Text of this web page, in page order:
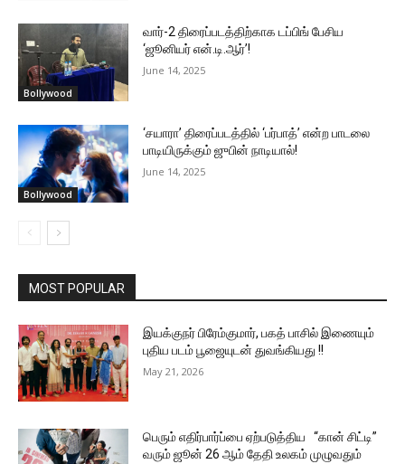
Bollywood
வார்-2 திரைப்படத்திற்காக டப்பிங் பேசிய
‘ஜூனியர் என்.டி.ஆர்’!
June 14, 2025
Bollywood
‘சயாரா’ திரைப்படத்தில் ‘பர்பாத்’ என்ற பாடலை
பாடியிருக்கும் ஜுபின் நாடியால்!
June 14, 2025
MOST POPULAR
இயக்குநர் பிரேம்குமார், பகத் பாசில் இணையும்
புதிய படம் பூஜையுடன் துவங்கியது !!
May 21, 2026
பெரும் எதிர்பார்ப்பை ஏற்படுத்திய “கான் சிட்டி”
வரும் ஜூன் 26 ஆம் தேதி உலகம் முழுவதும்